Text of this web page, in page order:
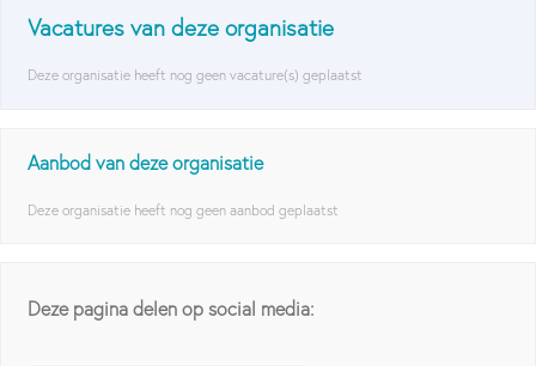
Vacatures van deze organisatie
Deze organisatie heeft nog geen vacature(s) geplaatst
Aanbod van deze organisatie
Deze organisatie heeft nog geen aanbod geplaatst
Deze pagina delen op social media: